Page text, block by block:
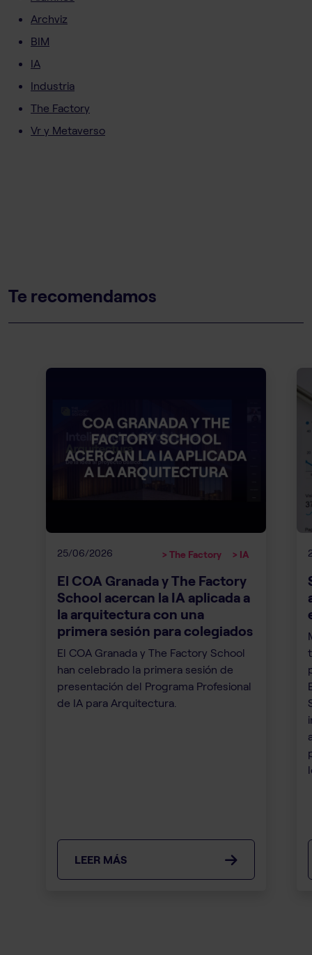
Archviz
BIM
IA
Industria
The Factory
Vr y Metaverso
Te recomendamos
25/06/2026 > IA
> The Factory
El COA Granada y The Factory
School acercan la IA aplicada a
la arquitectura con una
primera sesión para colegiados
El COA Granada y The Factory School
han celebrado la primera sesión de
presentación del Programa Profesional
de IA para Arquitectura.
LEER MÁS